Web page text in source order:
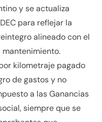
y se actualiza
para reflejar la
alineado con el
kilometraje pagado
de gastos y no
a las Ganancias
siempre que se